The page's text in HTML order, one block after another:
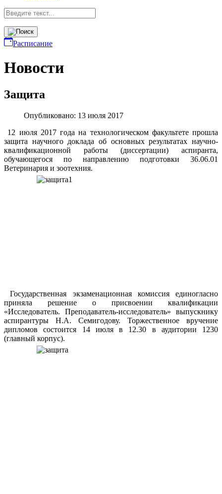
Расписание
Новости
Защита
Опубликовано: 13 июля 2017
12 июля 2017 года на технологическом факультете прошла
защита научного доклада об основных результатах научно-
квалификационной работы (диссертации) аспиранта,
обучающегося по направлению подготовки 36.06.01
Ветеринария и зоотехния.
Государственная экзаменационная комиссия единогласно
приняла решение о присвоении квалификации
«Исследователь. Преподаватель-исследователь» выпускнику
аспирантуры Н.А. Семигодову. Торжественное вручение
дипломов состоится 14 июля в 12.30 в аудитории 1230
(главный корпус).